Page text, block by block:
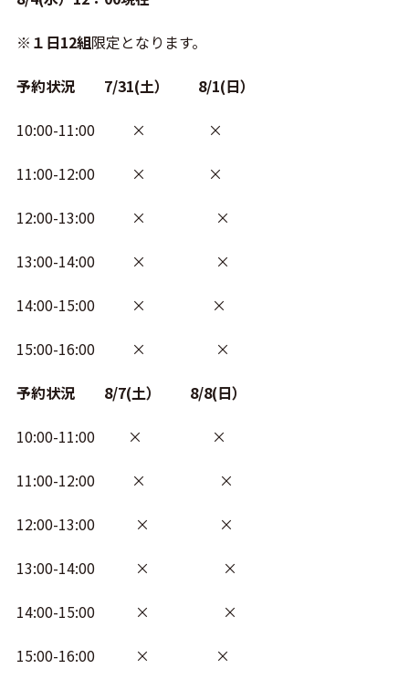
※ １日12組限定となります。
予約状況 7/31(土） 8/1(日）
10:00-11:00 × ×
11:00-12:00 × ×
12:00-13:00 × ×
13:00-14:00 × ×
14:00-15:00 × ×
15:00-16:00 × ×
予約状況 8/7(土） 8/8(日）
10:00-11:00 × ×
11:00-12:00 × ×
12:00-13:00 × ×
13:00-14:00 × ×
14:00-15:00 × ×
15:00-16:00 × ×